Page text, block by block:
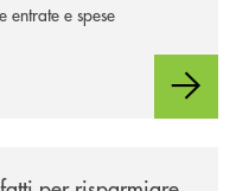
e spese